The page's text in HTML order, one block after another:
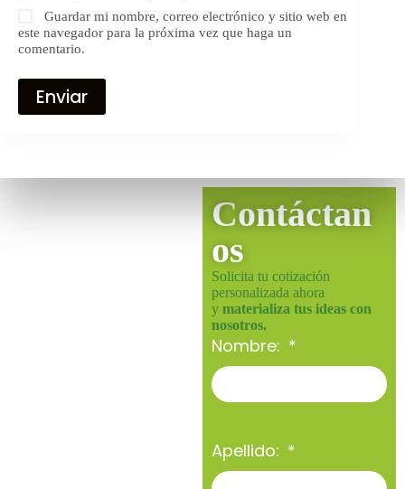
Guardar mi nombre, correo electrónico y sitio web en
este navegador para la próxima vez que haga un
comentario.
Enviar
Contáctan
os
Solicita tu cotización
personalizada ahora
y materializa tus ideas con
nosotros.
Nombre:
Apellido: